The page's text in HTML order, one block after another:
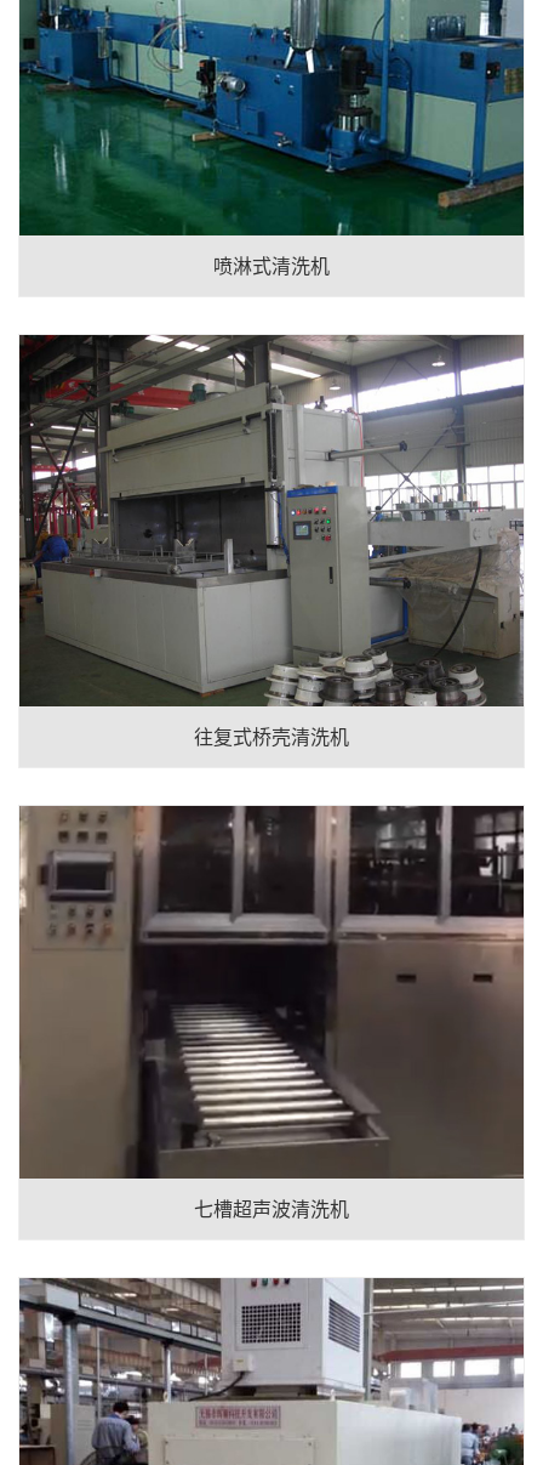
喷淋式清洗机
往复式桥壳清洗机
七槽超声波清洗机